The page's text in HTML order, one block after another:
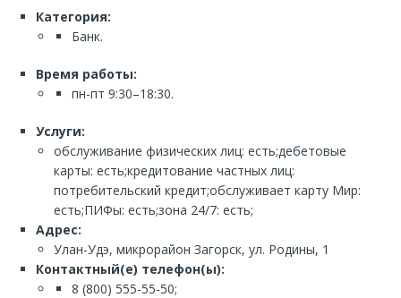
Категория:
Банк.
Время работы:
пн-пт 9:30–18:30.
Услуги:
обслуживание физических лиц: есть;дебетовые
карты: есть;кредитование частных лиц:
потребительский кредит;обслуживает карту Мир:
есть;ПИФы: есть;зона 24/7: есть;
Адрес:
Улан-Удэ, микрорайон Загорск, ул. Родины, 1
Контактный(е) телефон(ы):
8 (800) 555-55-50;